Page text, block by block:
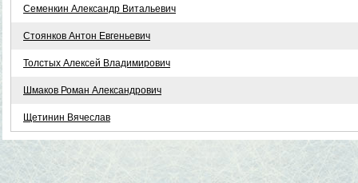
Семенкин Александр Витальевич
Стоянков Антон Евгеньевич
Толстых Алексей Владимирович
Шмаков Роман Александрович
Щетинин Вячеслав